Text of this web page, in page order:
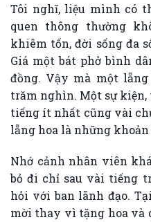
Tôi nghĩ, liệu mình có
quen thông thường
khiêm tốn, đời sống đa
Giá một bát phở bình
đồng. Vậy mà một
trăm nghìn. Một sự kiện,
tiếng ít nhất cũng vài
lẵng hoa là những
Nhớ cảnh nhân viên
bỏ đi chỉ sau vài tiếng
hỏi với ban lãnh đạo.
mời thay vì tặng hoa và